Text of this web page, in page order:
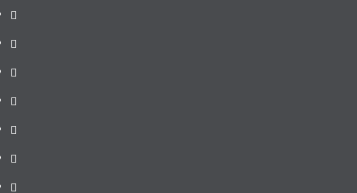
Prima
pagină
Știri
de
ultima
Administrație
locală
Actualitate
Justiție
Cultura
Sănătate